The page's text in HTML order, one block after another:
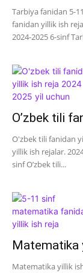
Tarbiya fanidan 5-
fanidan yillik ish
2024-2025 6-sinf
O’zbek tili
O'zbek tili fanidan
yillik ish rejalar.
sinf O’zbek tili...
Matematika
Matematika yillik